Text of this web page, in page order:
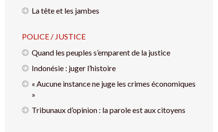
La tête et les jambes
POLICE / JUSTICE
Quand les peuples s’emparent de la justice
Indonésie : juger l’histoire
« Aucune instance ne juge les crimes économiques
»
Tribunaux d’opinion : la parole est aux citoyens